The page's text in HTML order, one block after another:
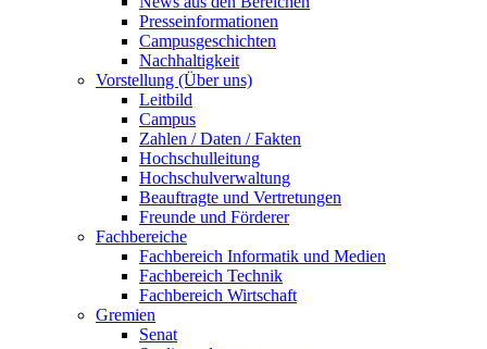
Presseinformationen
Campusgeschichten
Nachhaltigkeit
Vorstellung (Über uns)
Leitbild
Campus
Zahlen / Daten / Fakten
Hochschulleitung
Hochschulverwaltung
Beauftragte und Vertretungen
Freunde und Förderer
Fachbereiche
Fachbereich Informatik und Medien
Fachbereich Technik
Fachbereich Wirtschaft
Gremien
Senat